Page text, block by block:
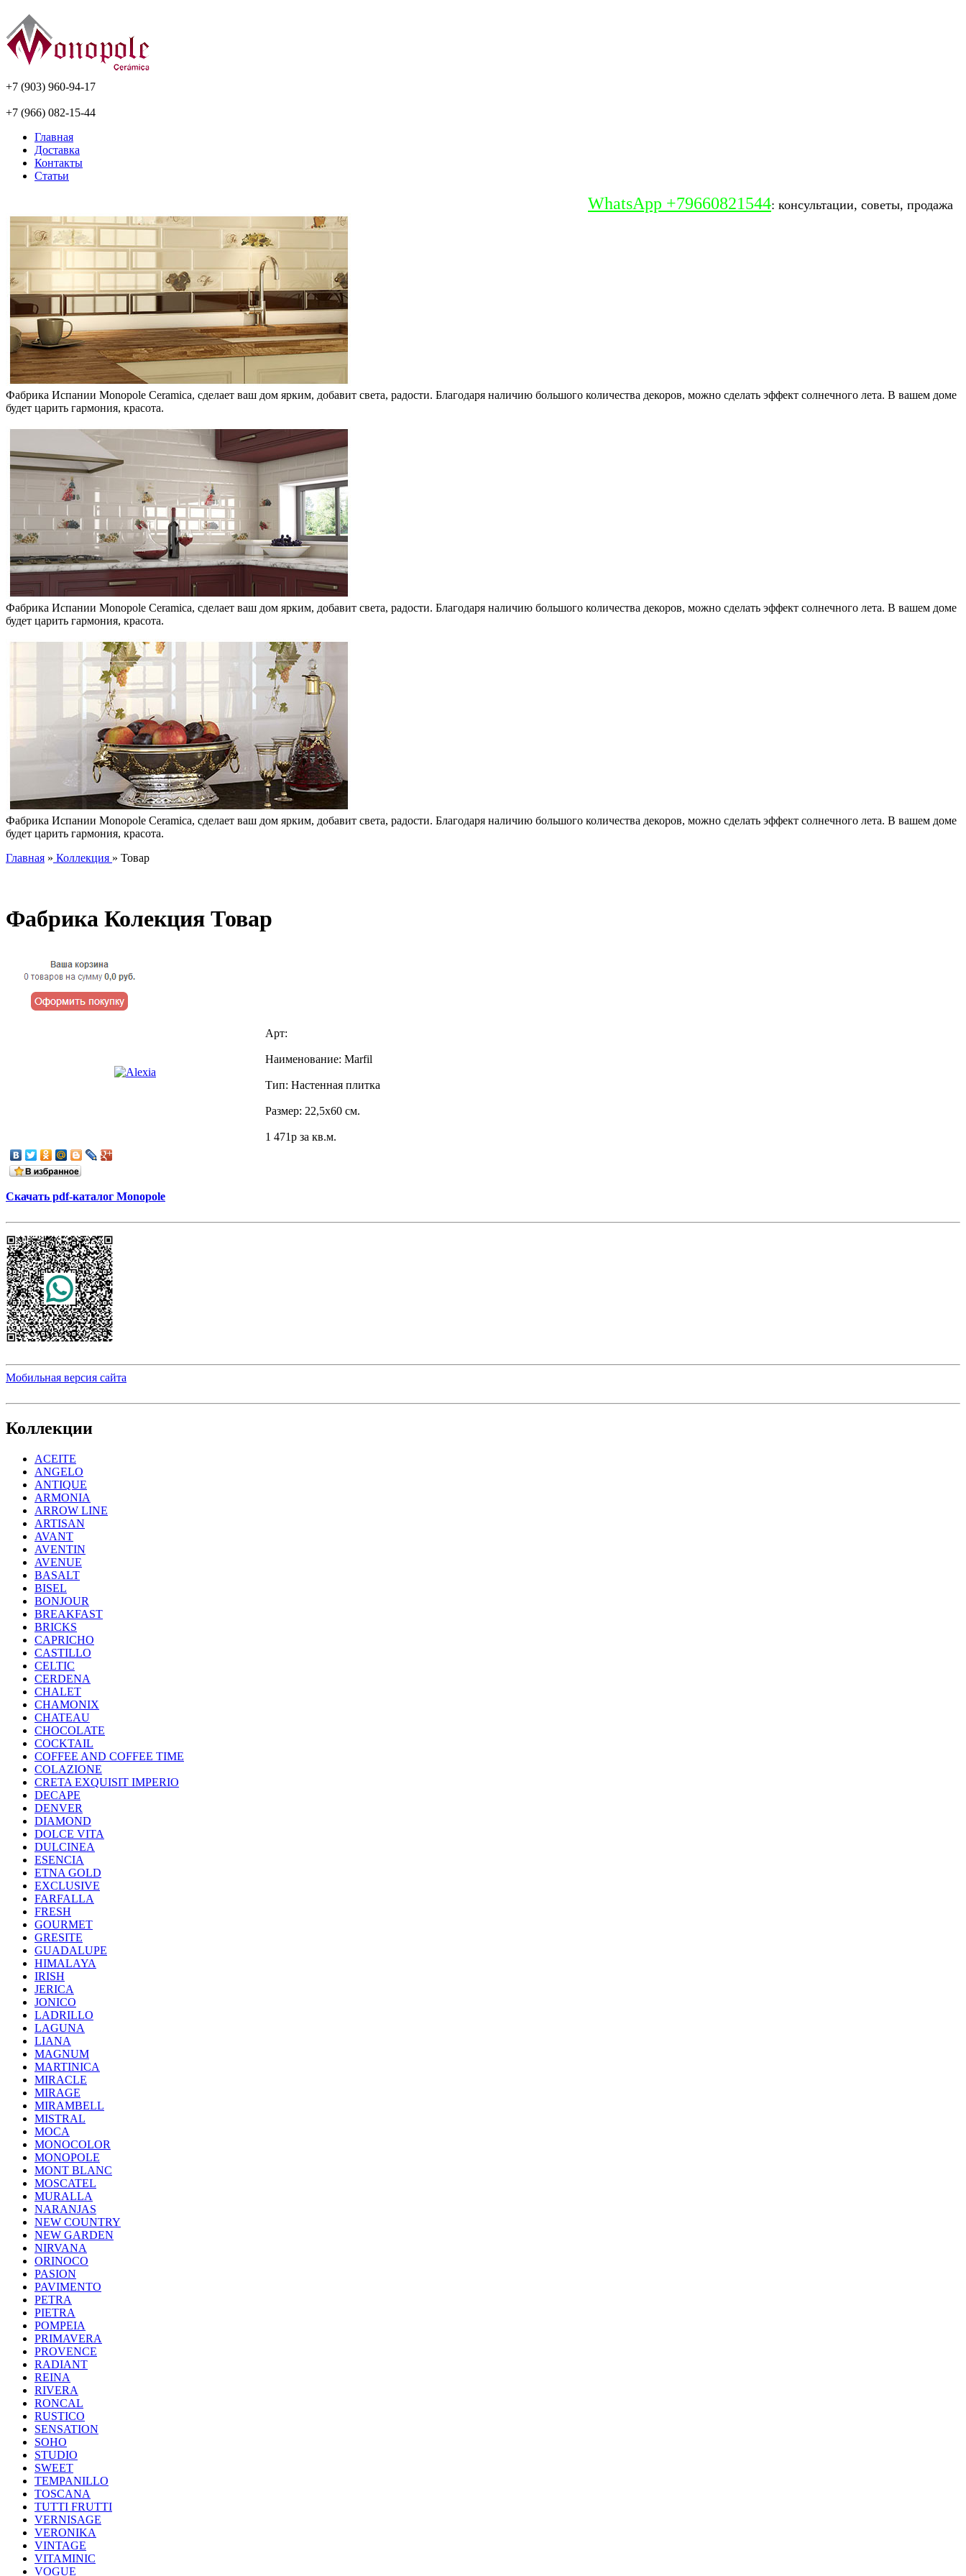
+7 (903) 960-94-17
+7 (966) 082-15-44
Главная
Доставка
Контакты
Статьи
WhatsApp +79660821544: консультации, советы, продажа
Фабрика Испании Monopole Ceramica, сделает ваш дом ярким, добавит света, радости. Благодаря наличию большого количества декоров, можно сделать эффект солнечного лета. В вашем доме
будет царить гармония, красота.
Фабрика Испании Monopole Ceramica, сделает ваш дом ярким, добавит света, радости. Благодаря наличию большого количества декоров, можно сделать эффект солнечного лета. В вашем доме
будет царить гармония, красота.
Фабрика Испании Monopole Ceramica, сделает ваш дом ярким, добавит света, радости. Благодаря наличию большого количества декоров, можно сделать эффект солнечного лета. В вашем доме
будет царить гармония, красота.
Главная » Коллекция » Товар
Фабрика Колекция Товар
Арт:
Наименование: Marfil
Тип: Настенная плитка
Размер: 22,5x60 см.
1 471p за кв.м.
Скачать pdf-каталог Monopole
Мобильная версия сайта
Коллекции
ACEITE
ANGELO
ANTIQUE
ARMONIA
ARROW LINE
ARTISAN
AVANT
AVENTIN
AVENUE
BASALT
BISEL
BONJOUR
BREAKFAST
BRICKS
CAPRICHO
CASTILLO
CELTIC
CERDENA
CHALET
CHAMONIX
CHATEAU
CHOCOLATE
COCKTAIL
COFFEE AND COFFEE TIME
COLAZIONE
CRETA EXQUISIT IMPERIO
DECAPE
DENVER
DIAMOND
DOLCE VITA
DULCINEA
ESENCIA
ETNA GOLD
EXCLUSIVE
FARFALLA
FRESH
GOURMET
GRESITE
GUADALUPE
HIMALAYA
IRISH
JERICA
JONICO
LADRILLO
LAGUNA
LIANA
MAGNUM
MARTINICA
MIRACLE
MIRAGE
MIRAMBELL
MISTRAL
MOCA
MONOCOLOR
MONOPOLE
MONT BLANC
MOSCATEL
MURALLA
NARANJAS
NEW COUNTRY
NEW GARDEN
NIRVANA
ORINOCO
PASION
PAVIMENTO
PETRA
PIETRA
POMPEIA
PRIMAVERA
PROVENCE
RADIANT
REINA
RIVERA
RONCAL
RUSTICO
SENSATION
SOHO
STUDIO
SWEET
TEMPANILLO
TOSCANA
TUTTI FRUTTI
VERNISAGE
VERONIKA
VINTAGE
VITAMINIC
VOGUE